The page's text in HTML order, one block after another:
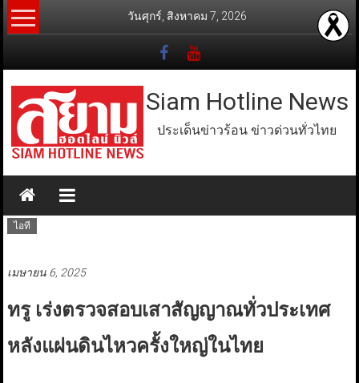
Skip
to
วันศุกร์, สิงหาคม 7, 2026
Siam Hotline News
ประเด็นข่าวร้อน ข่าวด่วนทั่วไทย
ไอที
เมษายน 6, 2025
ทรู เร่งตรวจสอบเสาสัญญาณทั่วประเทศ
หลังแผ่นดินไหวครั้งใหญ่ในไทย